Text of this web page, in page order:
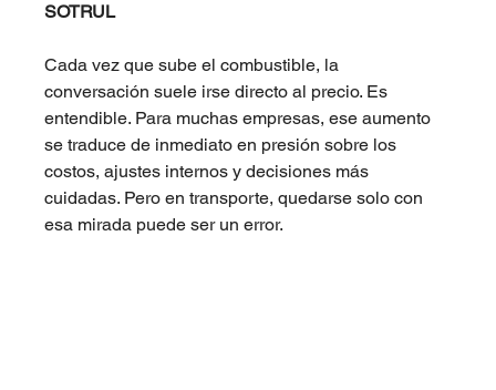
SOTRUL
Cada vez que sube el combustible, la
conversación suele irse directo al precio. Es
entendible. Para muchas empresas, ese aumento
se traduce de inmediato en presión sobre los
costos, ajustes internos y decisiones más
cuidadas. Pero en transporte, quedarse solo con
esa mirada puede ser un error.